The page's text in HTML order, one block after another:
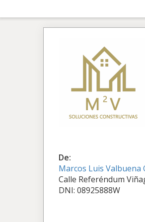
De:
Marcos Luis Valbuena
Calle Referéndum
DNI: 08925888W